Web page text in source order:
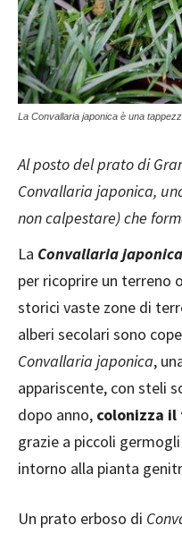
La Convallaria japonica è una
Al posto del prato di
Convallaria japonica,
non calpestare) che
La Convallaria japonica
per ricoprire un terreno
storici vaste zone di
alberi secolari sono
Convallaria japonica,
appariscente, con steli
dopo anno, colonizza
grazie a piccoli
intorno alla pianta
Un prato erboso di